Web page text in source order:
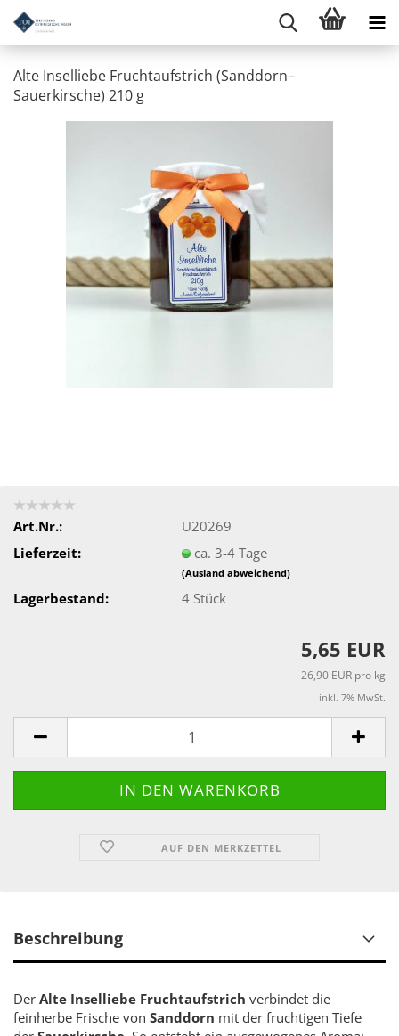
Alte Inselliebe Fruchtaufstrich (Sanddorn–
Sauerkirsche) 210 g
Art.Nr.:
U20269
Lieferzeit:
ca. 3-4 Tage
(Ausland abweichend)
Lagerbestand: 4 Stück
5,65 EUR
26,90 EUR pro kg
inkl. 7% MwSt.
AUF DEN MERKZETTEL
Beschreibung
Der Alte Inselliebe Fruchtaufstrich verbindet die
feinherbe Frische von Sanddorn mit der fruchtigen Tiefe